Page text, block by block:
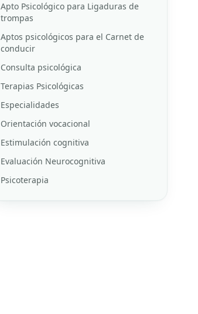
Apto Psicológico para Ligaduras de
trompas
Aptos psicológicos para el Carnet de
conducir
Consulta psicológica
Terapias Psicológicas
Especialidades
Orientación vocacional
Estimulación cognitiva
Evaluación Neurocognitiva
Psicoterapia